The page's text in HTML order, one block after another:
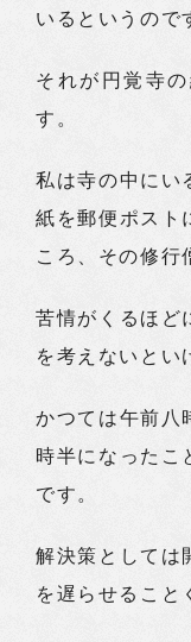
いるというので
それが円覚寺
す。
私は寺の中にい
紙を郵便ポスト
ころ、その修行
苦情がくるほど
を考えないとい
かつては午前八
時半になったこ
です。
解決策としては
を遅らせること